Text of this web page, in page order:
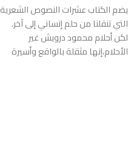
يضم الكتاب عشرات النصوص الشعرية
التي تنقلنا من حلم إنساني إلى آخر.
لكن أحلام محمود درويش غير
الأحلام،إنها مثقلة بالواقع وأسيرة